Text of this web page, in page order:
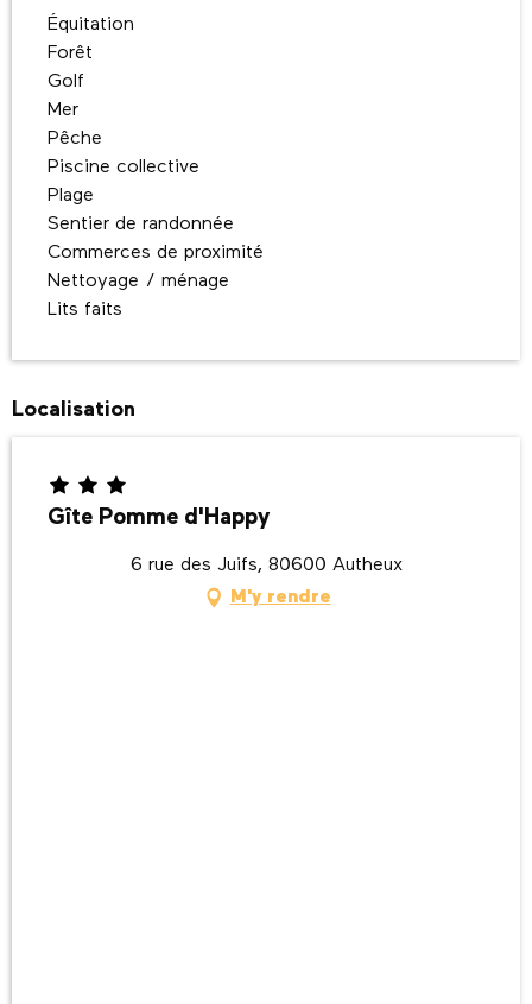
Équitation
Forêt
Golf
Mer
Pêche
Piscine collective
Plage
Sentier de randonnée
Commerces de proximité
Nettoyage / ménage
Lits faits
Localisation
Gîte Pomme d'Happy
6 rue des Juifs, 80600 Autheux
M'y rendre